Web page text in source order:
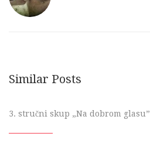
Similar Posts
3. stručni skup „Na dobrom glasu”